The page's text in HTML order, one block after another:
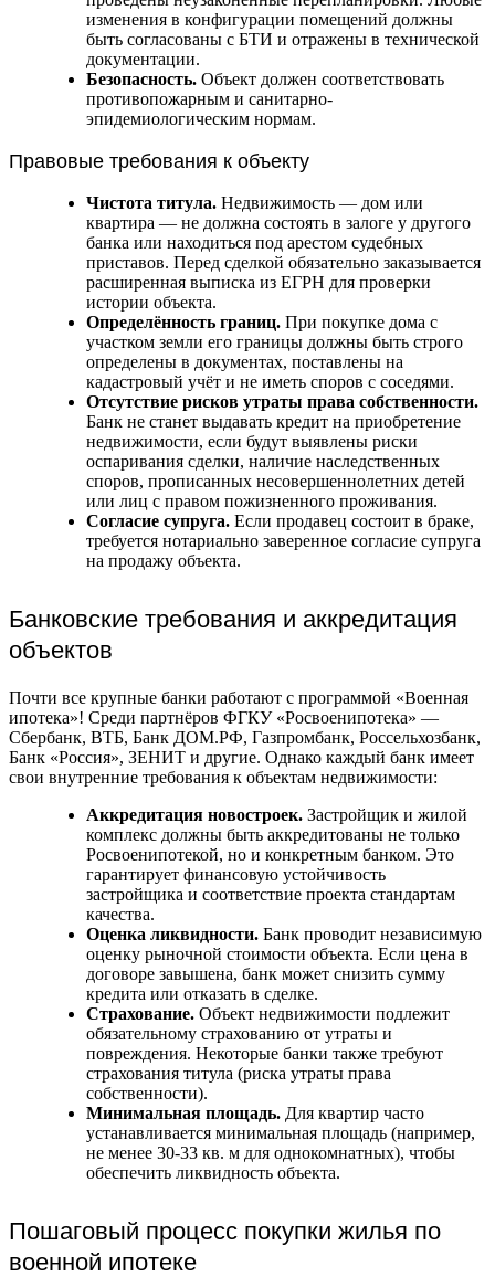
изменения в конфигурации помещений должны
быть согласованы с БТИ и отражены в технической
документации.
Безопасность. Объект должен соответствовать
противопожарным и санитарно-
эпидемиологическим нормам.
Правовые требования к объекту
Чистота титула. Недвижимость — дом или
квартира — не должна состоять в залоге у другого
банка или находиться под арестом судебных
приставов. Перед сделкой обязательно заказывается
расширенная выписка из ЕГРН для проверки
истории объекта.
Определённость границ. При покупке дома с
участком земли его границы должны быть строго
определены в документах, поставлены на
кадастровый учёт и не иметь споров с соседями.
Отсутствие рисков утраты права собственности.
Банк не станет выдавать кредит на приобретение
недвижимости, если будут выявлены риски
оспаривания сделки, наличие наследственных
споров, прописанных несовершеннолетних детей
или лиц с правом пожизненного проживания.
Согласие супруга. Если продавец состоит в браке,
требуется нотариально заверенное согласие супруга
на продажу объекта.
Банковские требования и аккредитация
объектов
Почти все крупные банки работают с программой «Военная
ипотека»! Среди партнёров ФГКУ «Росвоенипотека» —
Сбербанк, ВТБ, Банк ДОМ.РФ, Газпромбанк, Россельхозбанк,
Банк «Россия», ЗЕНИТ и другие. Однако каждый банк имеет
свои внутренние требования к объектам недвижимости:
Аккредитация новостроек. Застройщик и жилой
комплекс должны быть аккредитованы не только
Росвоенипотекой, но и конкретным банком. Это
гарантирует финансовую устойчивость
застройщика и соответствие проекта стандартам
качества.
Оценка ликвидности. Банк проводит независимую
оценку рыночной стоимости объекта. Если цена в
договоре завышена, банк может снизить сумму
кредита или отказать в сделке.
Страхование. Объект недвижимости подлежит
обязательному страхованию от утраты и
повреждения. Некоторые банки также требуют
страхования титула (риска утраты права
собственности).
Минимальная площадь. Для квартир часто
устанавливается минимальная площадь (например,
не менее 30-33 кв. м для однокомнатных), чтобы
обеспечить ликвидность объекта.
Пошаговый процесс покупки жилья по
военной ипотеке